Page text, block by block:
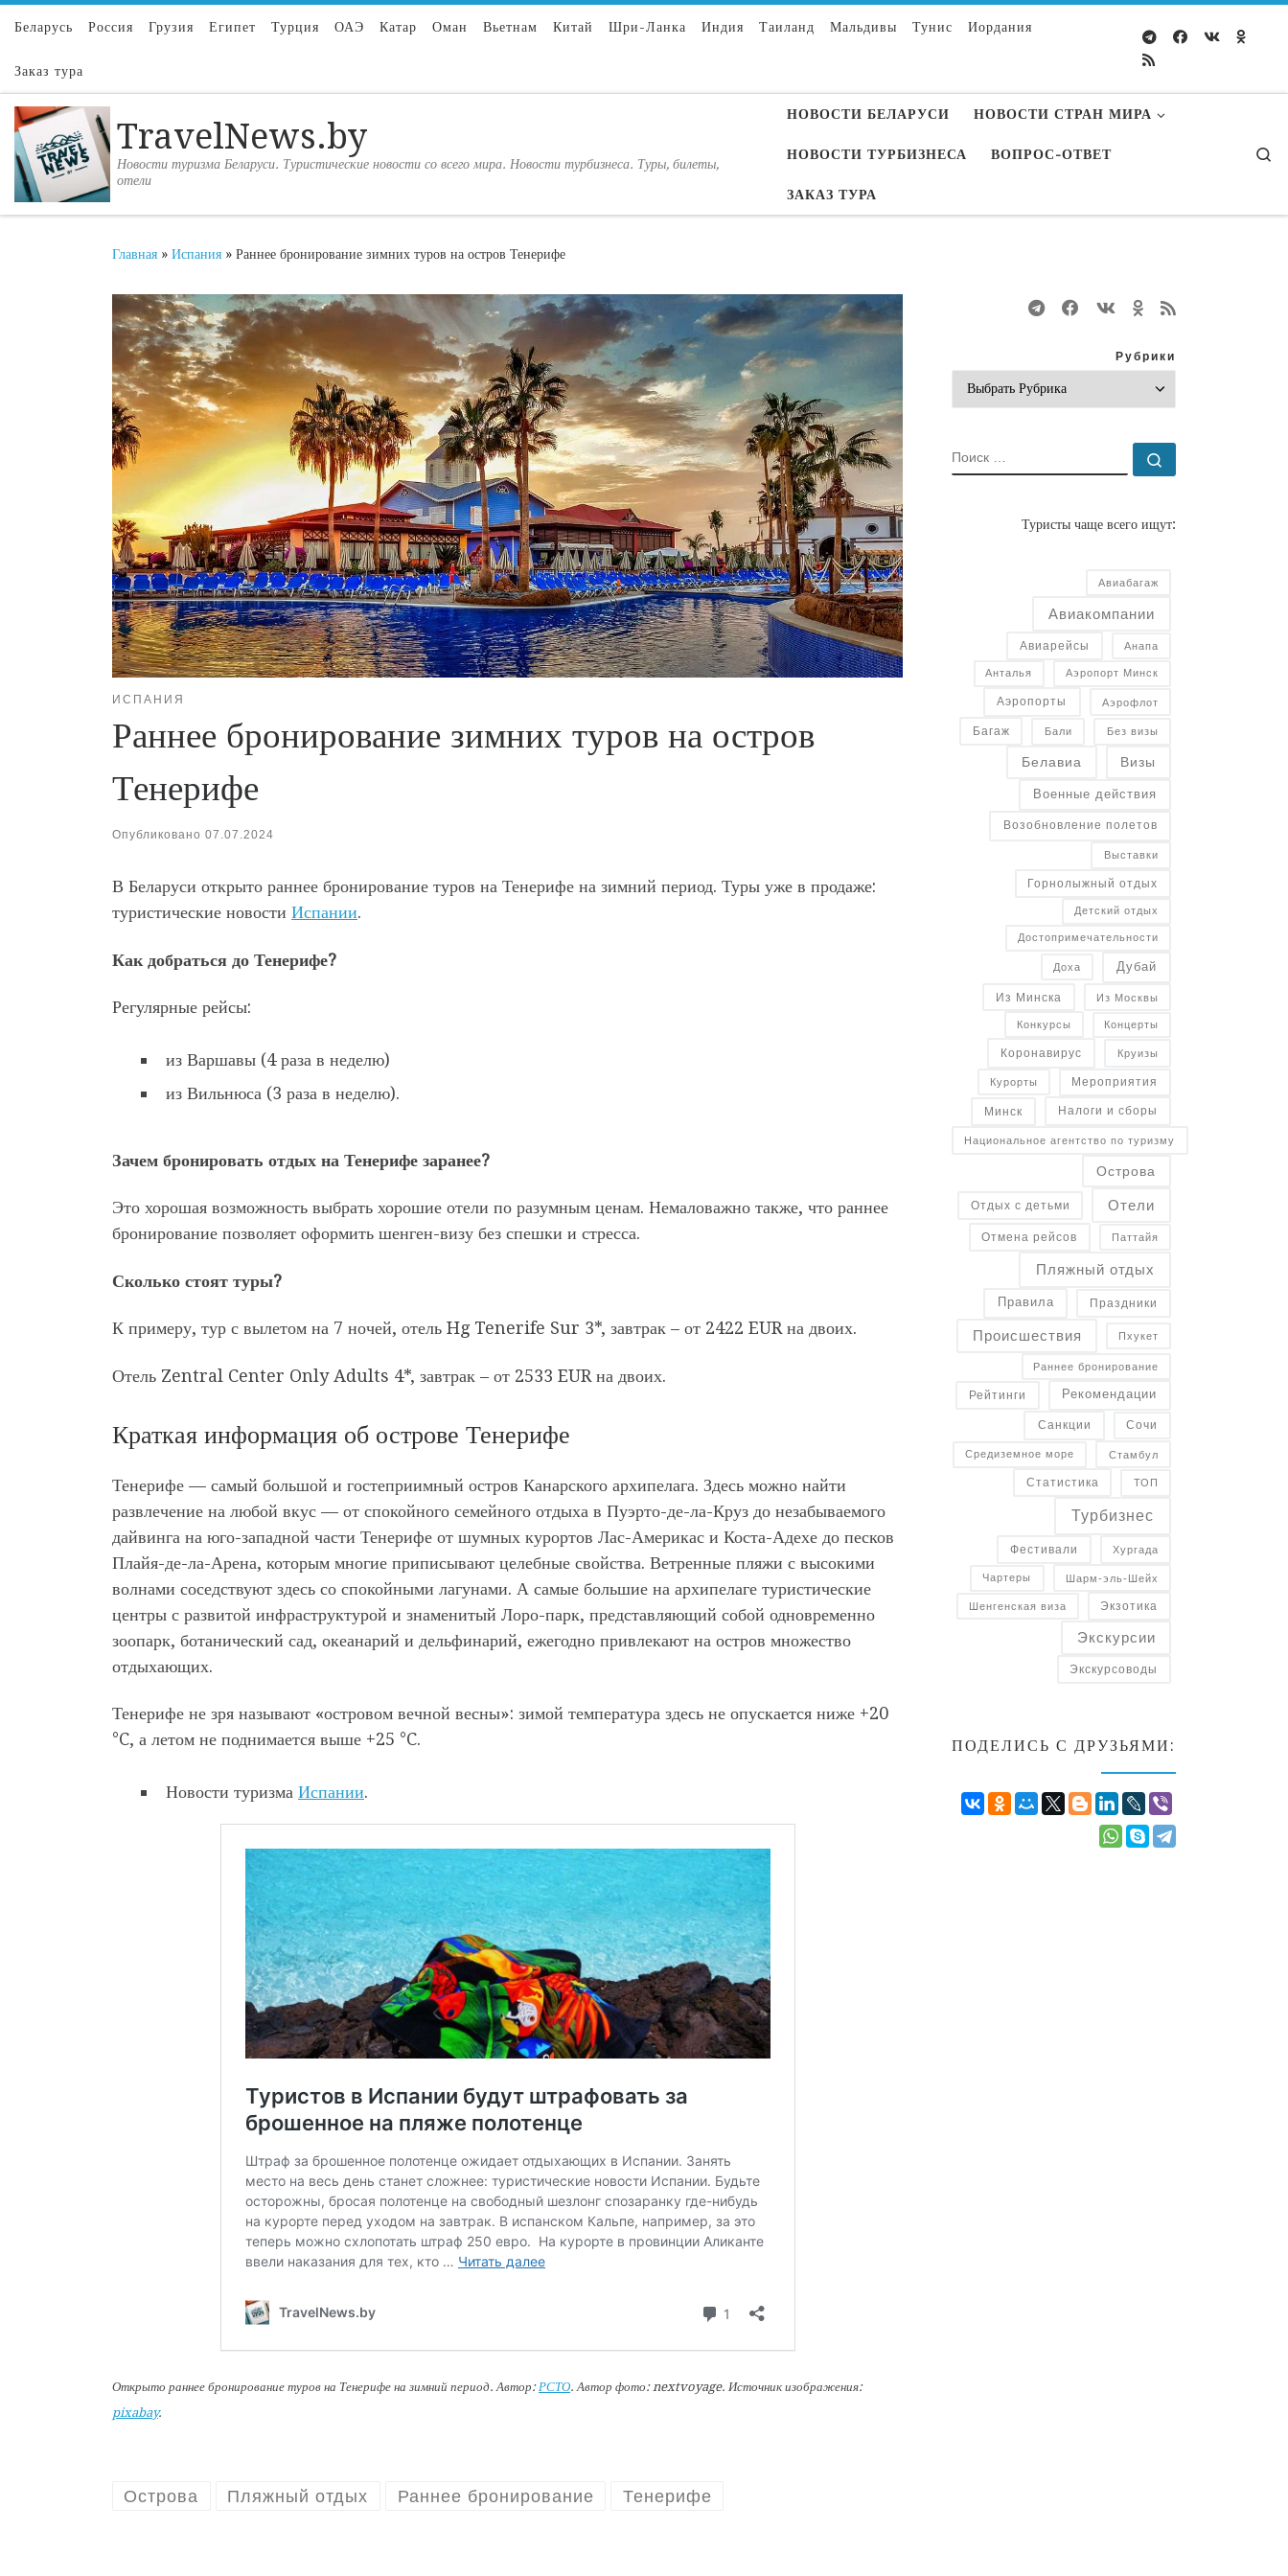
Перейти к содержимому
Беларусь Россия Грузия Египет Турция ОАЭ Катар Оман Вьетнам Китай Шри-Ланка Индия Таиланд Мальдивы Тунис Иордания
Заказ тура
TravelNews.by
Новости туризма Беларуси. Туристические новости со всего мира. Новости турбизнеса. Туры, билеты,
отели
НОВОСТИ БЕЛАРУСИ НОВОСТИ СТРАН МИРА
НОВОСТИ ТУРБИЗНЕСА ВОПРОС-ОТВЕТ
ЗАКАЗ ТУРА
Главная » Испания » Раннее бронирование зимних туров на остров Тенерифе
ИСПАНИЯ
Раннее бронирование зимних туров на остров
Тенерифе
Опубликовано 07.07.2024
В Беларуси открыто раннее бронирование туров на Тенерифе на зимний период. Туры уже в продаже:
туристические новости Испании.
Как добраться до Тенерифе?
Регулярные рейсы:
из Варшавы (4 раза в неделю)
из Вильнюса (3 раза в неделю).
Зачем бронировать отдых на Тенерифе заранее?
Это хорошая возможность выбрать хорошие отели по разумным ценам. Немаловажно также, что раннее
бронирование позволяет оформить шенген-визу без спешки и стресса.
Сколько стоят туры?
К примеру, тур с вылетом на 7 ночей, отель Hg Tenerife Sur 3*, завтрак – от 2422 EUR на двоих.
Отель Zentral Center Only Adults 4*, завтрак – от 2533 EUR на двоих.
Краткая информация об острове Тенерифе
Тенерифе — самый большой и гостеприимный остров Канарского архипелага. Здесь можно найти
развлечение на любой вкус — от спокойного семейного отдыха в Пуэрто-де-ла-Круз до незабываемого
дайвинга на юго-западной части Тенерифе от шумных курортов Лас-Америкас и Коста-Адехе до песков
Плайя-де-ла-Арена, которым многие приписывают целебные свойства. Ветренные пляжи с высокими
волнами соседствуют здесь со спокойными лагунами. А самые большие на архипелаге туристические
центры с развитой инфраструктурой и знаменитый Лоро-парк, представляющий собой одновременно
зоопарк, ботанический сад, океанарий и дельфинарий, ежегодно привлекают на остров множество
отдыхающих.
Тенерифе не зря называют «островом вечной весны»: зимой температура здесь не опускается ниже +20
°C, а летом не поднимается выше +25 °C.
Новости туризма Испании.
Открыто раннее бронирование туров на Тенерифе на зимний период. Автор:РСТО. Автор фото: nextvoyage. Источник изображения:
pixabay.
Острова Пляжный отдых Раннее бронирование Тенерифе
Рубрики
ПОИСК
Туристы чаще всего ищут:
Авиабагаж
Авиакомпании
Авиарейсы Анапа
Анталья Аэропорт Минск
Аэропорты Аэрофлот
Багаж Бали Без визы
Белавиа Визы
Военные действия
Возобновление полетов
Выставки
Горнолыжный отдых
Детский отдых
Достопримечательности
Доха Дубай
Из Минска Из Москвы
Конкурсы Концерты
Коронавирус Круизы
Курорты Мероприятия
Минск Налоги и сборы
Национальное агентство по туризму
Острова
Отдых с детьми Отели
Отмена рейсов Паттайя
Пляжный отдых
Правила Праздники
Происшествия Пхукет
Раннее бронирование
Рейтинги Рекомендации
Санкции Сочи
Средиземное море Стамбул
Статистика ТОП
Турбизнес
Фестивали Хургада
Чартеры Шарм-эль-Шейх
Шенгенская виза Экзотика
Экскурсии
Экскурсоводы
ПОДЕЛИСЬ С ДРУЗЬЯМИ: